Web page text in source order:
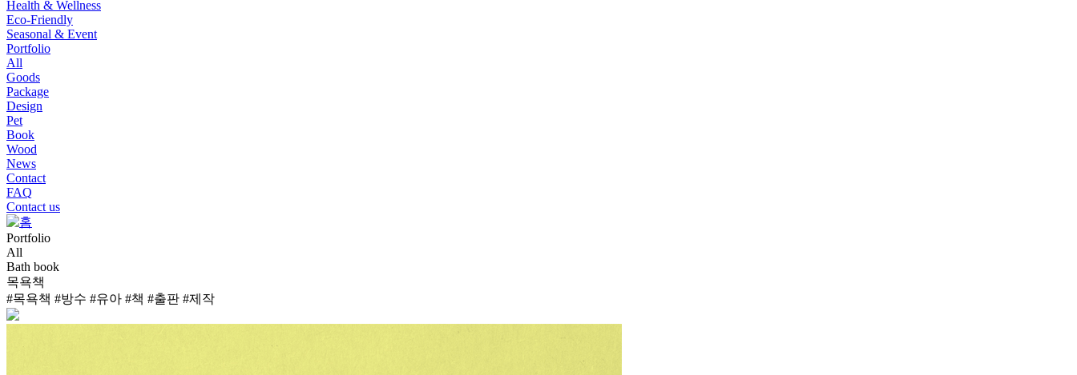
Health & Wellness
Eco-Friendly
Seasonal & Event
Portfolio
All
Goods
Package
Design
Pet
Book
Wood
News
Contact
FAQ
Contact us
Portfolio
All
Bath book
목욕책
#목욕책 #방수 #유아 #책 #출판 #제작